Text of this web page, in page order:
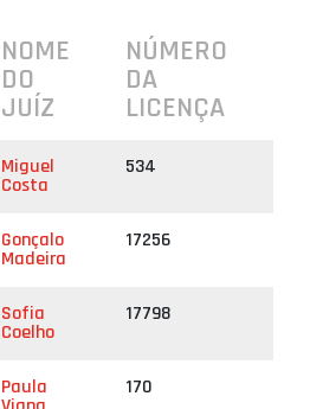
NOME
DO
JUÍZ
NÚMERO
DA
LICENÇA
Miguel
Costa
534
Gonçalo
Madeira
17256
Sofia
Coelho
17798
Paula 170